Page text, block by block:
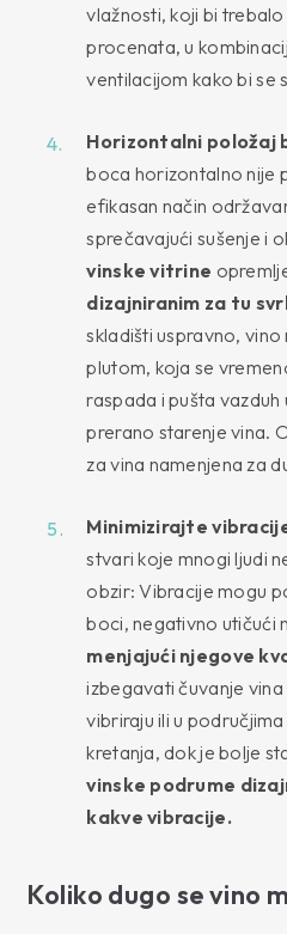
vlažnosti, koji bi
procenata, u
ventilacijom kako bi se
Horizontalni položaj
boca horizontalno nije
efikasan način
sprečavajući sušenje i
vinske vitrine
dizajniranim za tu
skladišti uspravno, vino
plutom, koja se
raspada i pušta vazduh
prerano starenje vina.
za vina namenjena za
Minimizirajte
stvari koje mnogi ljudi
obzir: Vibracije mogu
boci, negativno utičući
menjajući njegove
izbegavati čuvanje
vibriraju ili u
kretanja, dok je bolje
vinske podrume
kakve vibracije.
Koliko dugo se vino